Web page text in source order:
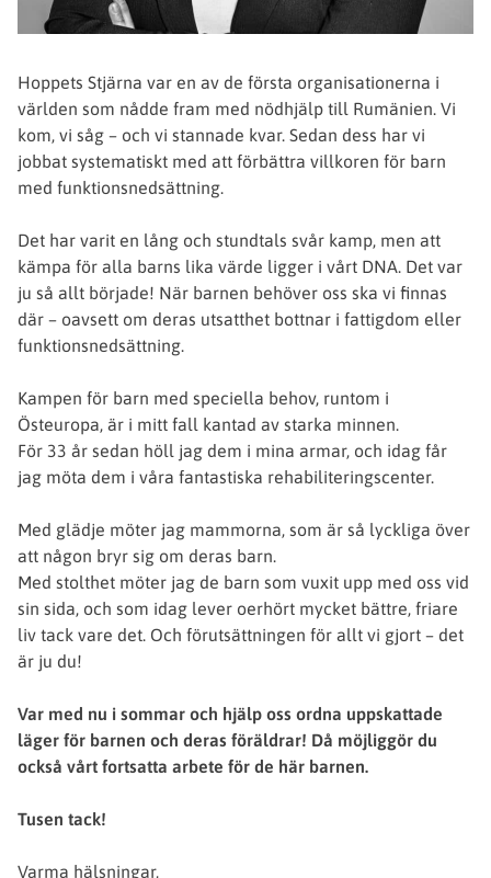
Hoppets Stjärna var en av de första organisationerna i
världen som nådde fram med nödhjälp till Rumänien. Vi
kom, vi såg – och vi stannade kvar. Sedan dess har vi
jobbat systematiskt med att förbättra villkoren för barn
med funktionsnedsättning.
Det har varit en lång och stundtals svår kamp, men att
kämpa för alla barns lika värde ligger i vårt DNA. Det var
ju så allt började! När barnen behöver oss ska vi finnas
där – oavsett om deras utsatthet bottnar i fattigdom eller
funktionsnedsättning.
Kampen för barn med speciella behov, runtom i
Östeuropa, är i mitt fall kantad av starka minnen.
För 33 år sedan höll jag dem i mina armar, och idag får
jag möta dem i våra fantastiska rehabiliteringscenter.
Med glädje möter jag mammorna, som är så lyckliga över
att någon bryr sig om deras barn.
Med stolthet möter jag de barn som vuxit upp med oss vid
sin sida, och som idag lever oerhört mycket bättre, friare
liv tack vare det. Och förutsättningen för allt vi gjort – det
är ju du!
Var med nu i sommar och hjälp oss ordna uppskattade
läger för barnen och deras föräldrar! Då möjliggör du
också vårt fortsatta arbete för de här barnen.
Tusen tack!
Varma hälsningar,